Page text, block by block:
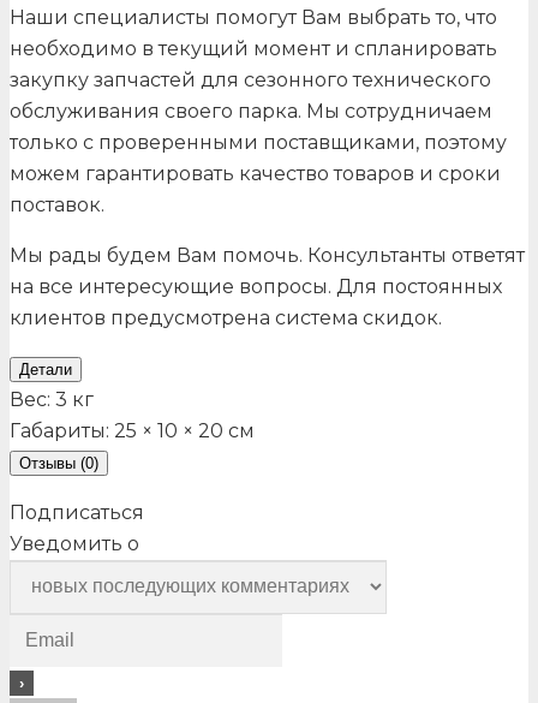
Наши специалисты помогут Вам выбрать то, что
необходимо в текущий момент и спланировать
закупку запчастей для сезонного технического
обслуживания своего парка. Мы сотрудничаем
только с проверенными поставщиками, поэтому
можем гарантировать качество товаров и сроки
поставок.
Мы рады будем Вам помочь. Консультанты ответят
на все интересующие вопросы. Для постоянных
клиентов предусмотрена система скидок.
Детали
Вес: 3 кг
Габариты: 25 × 10 × 20 см
Отзывы (0)
Подписаться
Уведомить о